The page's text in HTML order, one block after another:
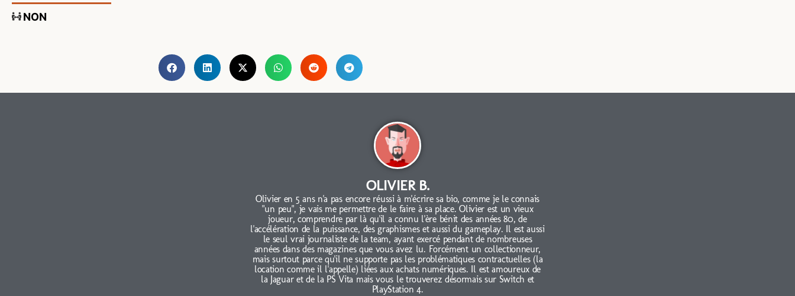
NON
OLIVIER B.
Olivier en 5 ans n'a pas encore réussi à m'écrire sa bio, comme je le connais
"un peu", je vais me permettre de le faire à sa place. Olivier est un vieux
joueur, comprendre par là qu'il a connu l'ère bénit des années 80, de
l'accélération de la puissance, des graphismes et aussi du gameplay. Il est aussi
le seul vrai journaliste de la team, ayant exercé pendant de nombreuses
années dans des magazines que vous avez lu. Forcément un collectionneur,
mais surtout parce qu'il ne supporte pas les problématiques contractuelles (la
location comme il l'appelle) liées aux achats numériques. Il est amoureux de
la Jaguar et de la PS Vita mais vous le trouverez désormais sur Switch et
PlayStation 4.